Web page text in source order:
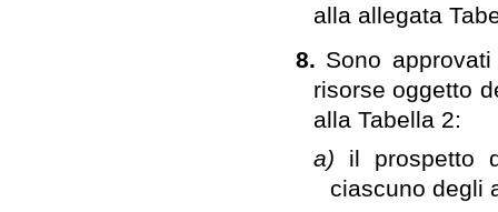
alla allegata
8. Sono
risorse oggetto
alla Tabella 2:
a) il prospetto
ciascuno degli